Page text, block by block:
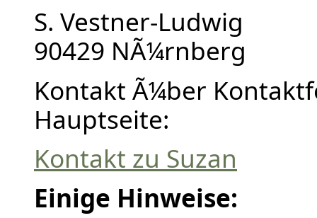
S. Vestner-Ludwig
90429 NÃ¼rnberg
Kontakt Ã¼ber
Hauptseite:
Kontakt zu Suzan
Einige Hinweise: